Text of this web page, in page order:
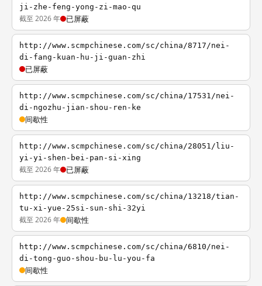
ji-zhe-feng-yong-zi-mao-qu
截至 2026 年 已屏蔽
http://www.scmpchinese.com/sc/china/8717/nei-
di-fang-kuan-hu-ji-guan-zhi
已屏蔽
http://www.scmpchinese.com/sc/china/17531/nei-
di-ngozhu-jian-shou-ren-ke
间歇性
http://www.scmpchinese.com/sc/china/28051/liu-
yi-yi-shen-bei-pan-si-xing
截至 2026 年 已屏蔽
http://www.scmpchinese.com/sc/china/13218/tian-
tu-xi-yue-25si-sun-shi-32yi
截至 2026 年 间歇性
http://www.scmpchinese.com/sc/china/6810/nei-
di-tong-guo-shou-bu-lu-you-fa
间歇性